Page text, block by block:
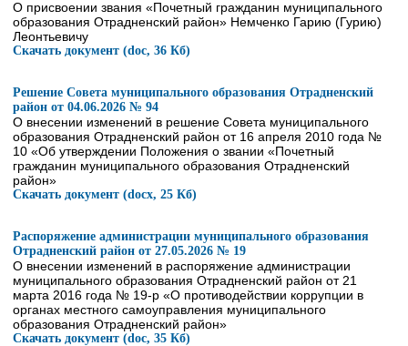
О присвоении звания «Почетный гражданин муниципального
образования Отрадненский район» Немченко Гарию (Гурию)
Леонтьевичу
Скачать документ (doc, 36 Кб)
Решение Совета муниципального образования Отрадненский
район от 04.06.2026 № 94
О внесении изменений в решение Совета муниципального
образования Отрадненский район от 16 апреля 2010 года №
10 «Об утверждении Положения о звании «Почетный
гражданин муниципального образования Отрадненский
район»
Скачать документ (docx, 25 Кб)
Распоряжение администрации муниципального образования
Отрадненский район от 27.05.2026 № 19
О внесении изменений в распоряжение администрации
муниципального образования Отрадненский район от 21
марта 2016 года № 19-р «О противодействии коррупции в
органах местного самоуправления муниципального
образования Отрадненский район»
Скачать документ (doc, 35 Кб)